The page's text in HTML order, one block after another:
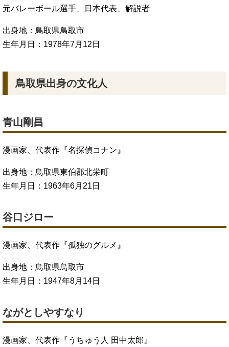
元バレーボール選手、日本代表、解説者
出身地：鳥取県鳥取市
生年月日：1978年7月12日
鳥取県出身の文化人
青山剛昌
漫画家、代表作『名探偵コナン』
出身地：鳥取県東伯郡北栄町
生年月日：1963年6月21日
谷口ジロー
漫画家、代表作『孤独のグルメ』
出身地：鳥取県鳥取市
生年月日：1947年8月14日
ながとしやすなり
漫画家、代表作『うちゅう人 田中太郎』